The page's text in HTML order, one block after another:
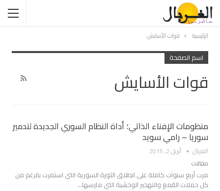
الرئيسية قوات الأسايش
اسم الصفحة
قوات الأسايش
منظومات الإفناء الذاتي؛ أداة النظام السوري الجديدة لتدمير
سوريا – رامي سويد
الغربال
أبريل 2, 2015
مقالات
مرت أربع سنوات كاملة على انطلاق الثورة السورية التي استمرت بالرغم من
كل حملات القمع والتهجير الوحشية التي مارسها…